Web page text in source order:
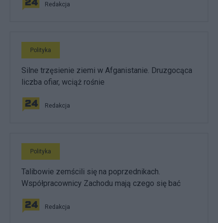
Redakcja
Polityka
Silne trzęsienie ziemi w Afganistanie. Druzgocąca
liczba ofiar, wciąż rośnie
Redakcja
Polityka
Talibowie zemścili się na poprzednikach.
Współpracownicy Zachodu mają czego się bać
Redakcja